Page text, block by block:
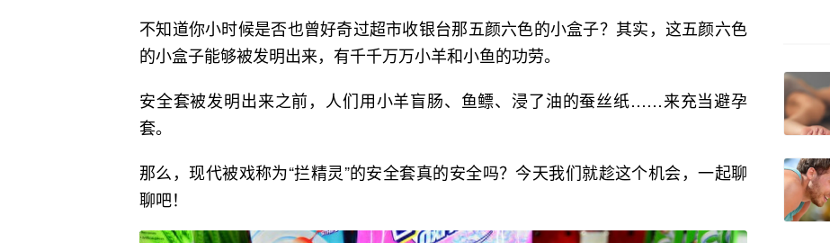
不知道你小时候是否也曾好奇过超市收银台那五颜六色的小盒子？其实，这五颜六色
的小盒子能够被发明出来，有千千万万小羊和小鱼的功劳。
安全套被发明出来之前，人们用小羊盲肠、鱼鳔、浸了油的蚕丝纸……来充当避孕
套。
那么，现代被戏称为“拦精灵”的安全套真的安全吗？今天我们就趁这个机会，一起聊
聊吧！